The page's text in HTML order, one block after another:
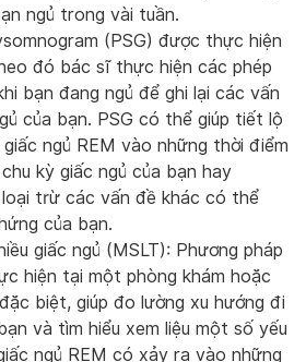
ngủ trong vài tuần.
(PSG) được thực hiện
đó bác sĩ thực hiện các phép
bạn đang ngủ để ghi lại các vấn
của bạn. PSG có thể giúp tiết lộ
ngủ REM vào những thời điểm
kỳ giấc ngủ của bạn hay
trừ các vấn đề khác có thể
của bạn.
giấc ngủ (MSLT): Phương pháp
hiện tại một phòng khám hoặc
biệt, giúp đo lường xu hướng đi
và tìm hiểu xem liệu một số yếu
ngủ REM có xảy ra vào những